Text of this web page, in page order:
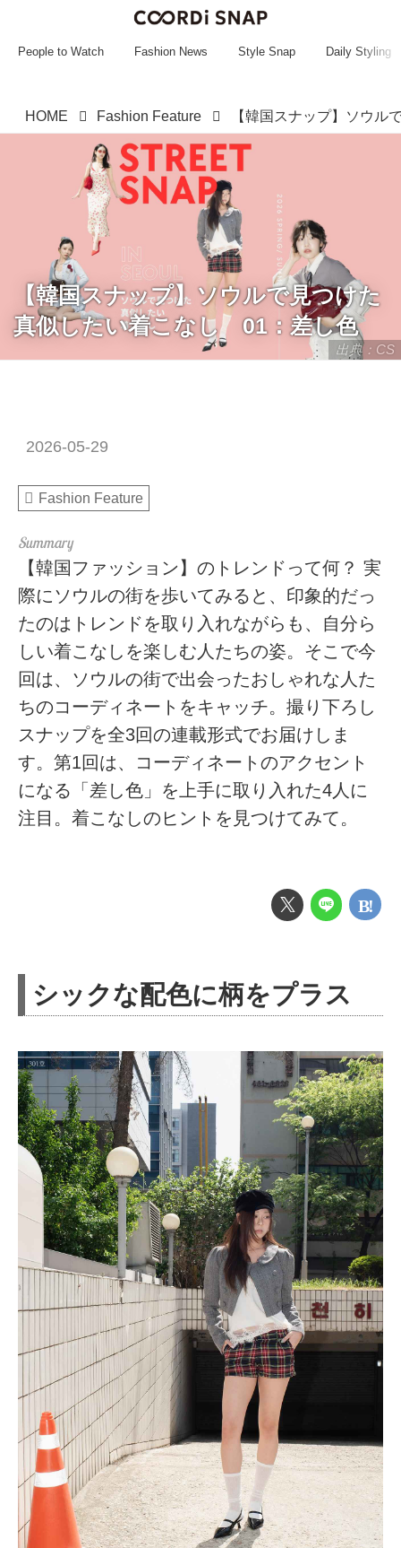
~~~~~~~~~~~
People to Watch Fashion News Style Snap Daily Styling
HOME Fashion Feature
出典：CS
【韓国スナップ】ソウルで見つけた
真似したい着こなし 01：差し色
2026-05-29
Fashion Feature
【韓国ファッション】のトレンドって何？ 実
際にソウルの街を歩いてみると、印象的だっ
たのはトレンドを取り入れながらも、自分ら
しい着こなしを楽しむ人たちの姿。そこで今
回は、ソウルの街で出会ったおしゃれな人た
ちのコーディネートをキャッチ。撮り下ろし
スナップを全3回の連載形式でお届けしま
す。第1回は、コーディネートのアクセント
になる「差し色」を上手に取り入れた4人に
注目。着こなしのヒントを見つけてみて。
シックな配色に柄をプラス